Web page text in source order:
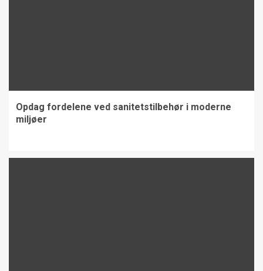
Opdag fordelene ved sanitetstilbehør i moderne
miljøer